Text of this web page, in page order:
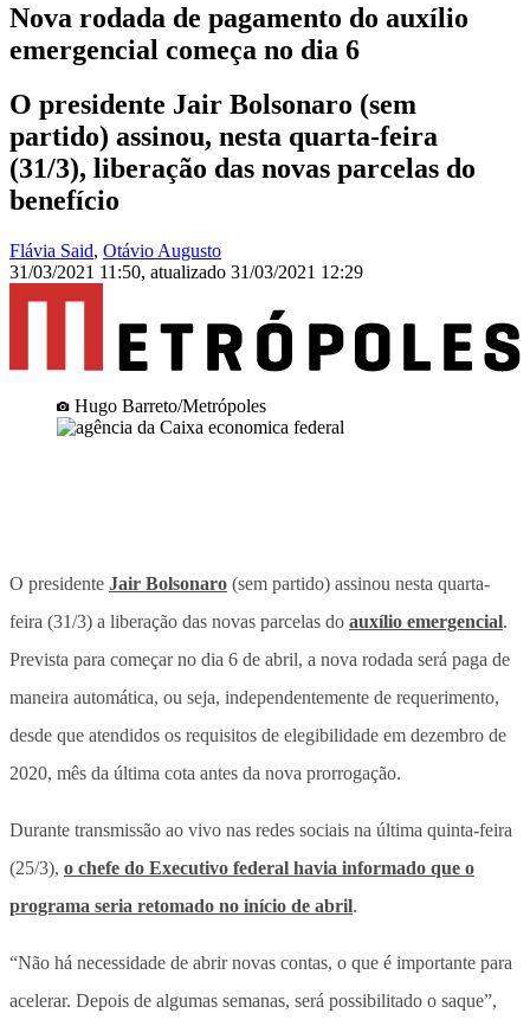
Nova rodada de pagamento do auxílio
emergencial começa no dia 6
O presidente Jair Bolsonaro (sem
partido) assinou, nesta quarta-feira
(31/3), liberação das novas parcelas do
benefício
Flávia Said, Otávio Augusto
31/03/2021 11:50, atualizado 31/03/2021 12:29
Hugo Barreto/Metrópoles
O presidente Jair Bolsonaro (sem partido) assinou nesta quarta-
feira (31/3) a liberação das novas parcelas do auxílio emergencial.
Prevista para começar no dia 6 de abril, a nova rodada será paga de
maneira automática, ou seja, independentemente de requerimento,
desde que atendidos os requisitos de elegibilidade em dezembro de
2020, mês da última cota antes da nova prorrogação.
Durante transmissão ao vivo nas redes sociais na última quinta-feira
(25/3), o chefe do Executivo federal havia informado que o
programa seria retomado no início de abril.
“Não há necessidade de abrir novas contas, o que é importante para
acelerar. Depois de algumas semanas, será possibilitado o saque”,